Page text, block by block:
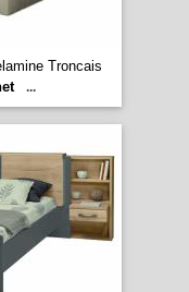
Troncais
...